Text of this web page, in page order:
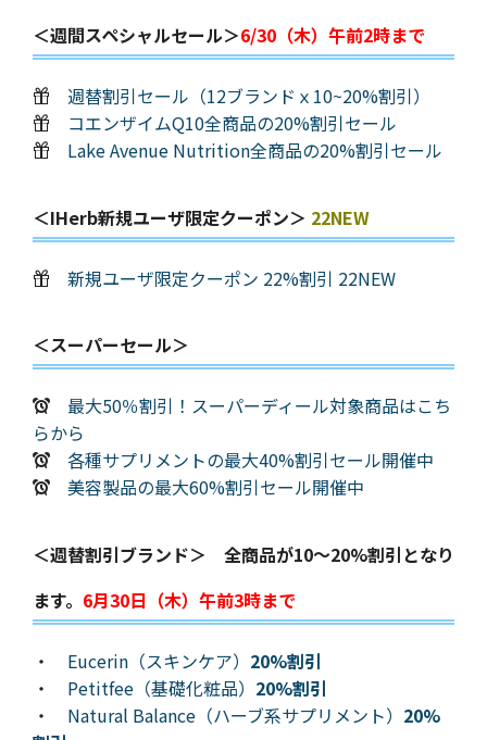
＜週間スペシャルセール＞6/30（木）午前2時まで
週替割引セール（12ブランドｘ10~20%割引）
コエンザイムQ10全商品の20%割引セール
Lake Avenue Nutrition全商品の20%割引セール
＜iHerb新規ユーザ限定クーポン＞ 22NEW
新規ユーザ限定クーポン 22%割引 22NEW
＜スーパーセール＞
最大50％割引！スーパーディール対象商品はこち
らから
各種サプリメントの最大40%割引セール開催中
美容製品の最大60%割引セール開催中
＜週替割引ブランド＞ 全商品が10～20%割引となり
ます。 6月30日（木）午前3時まで
・ Eucerin（スキンケア） 20%割引
・ Petitfee（基礎化粧品） 20%割引
・ Natural Balance（ハーブ系サプリメント） 20%